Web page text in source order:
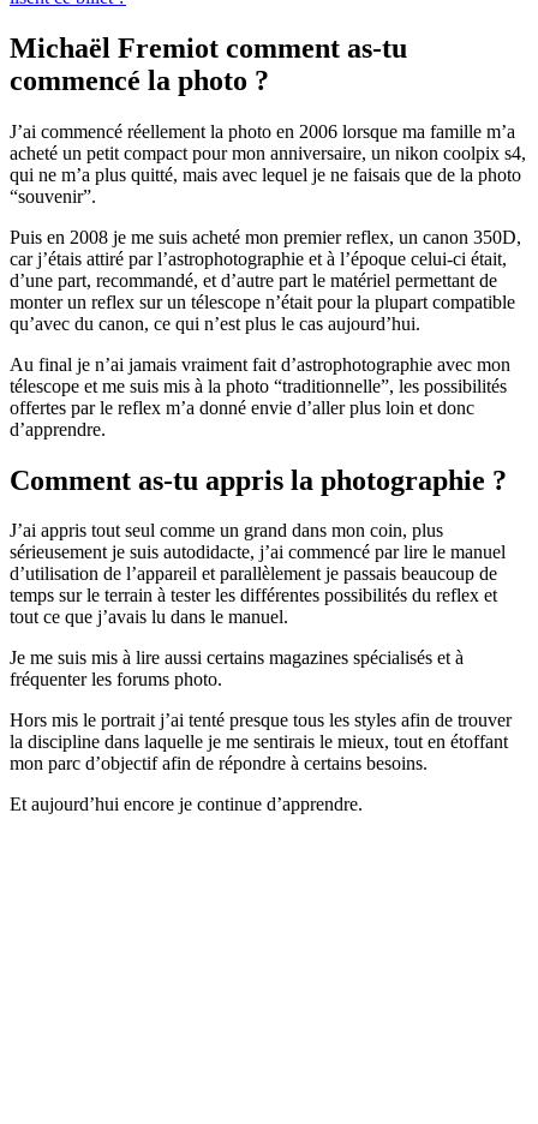
Michaël Fremiot comment as-tu
commencé la photo ?
J’ai commencé réellement la photo en 2006 lorsque ma famille m’a
acheté un petit compact pour mon anniversaire, un nikon coolpix s4,
qui ne m’a plus quitté, mais avec lequel je ne faisais que de la photo
“souvenir”.
Puis en 2008 je me suis acheté mon premier reflex, un canon 350D,
car j’étais attiré par l’astrophotographie et à l’époque celui-ci était,
d’une part, recommandé, et d’autre part le matériel permettant de
monter un reflex sur un télescope n’était pour la plupart compatible
qu’avec du canon, ce qui n’est plus le cas aujourd’hui.
Au final je n’ai jamais vraiment fait d’astrophotographie avec mon
télescope et me suis mis à la photo “traditionnelle”, les possibilités
offertes par le reflex m’a donné envie d’aller plus loin et donc
d’apprendre.
Comment as-tu appris la photographie ?
J’ai appris tout seul comme un grand dans mon coin, plus
sérieusement je suis autodidacte, j’ai commencé par lire le manuel
d’utilisation de l’appareil et parallèlement je passais beaucoup de
temps sur le terrain à tester les différentes possibilités du reflex et
tout ce que j’avais lu dans le manuel.
Je me suis mis à lire aussi certains magazines spécialisés et à
fréquenter les forums photo.
Hors mis le portrait j’ai tenté presque tous les styles afin de trouver
la discipline dans laquelle je me sentirais le mieux, tout en étoffant
mon parc d’objectif afin de répondre à certains besoins.
Et aujourd’hui encore je continue d’apprendre.